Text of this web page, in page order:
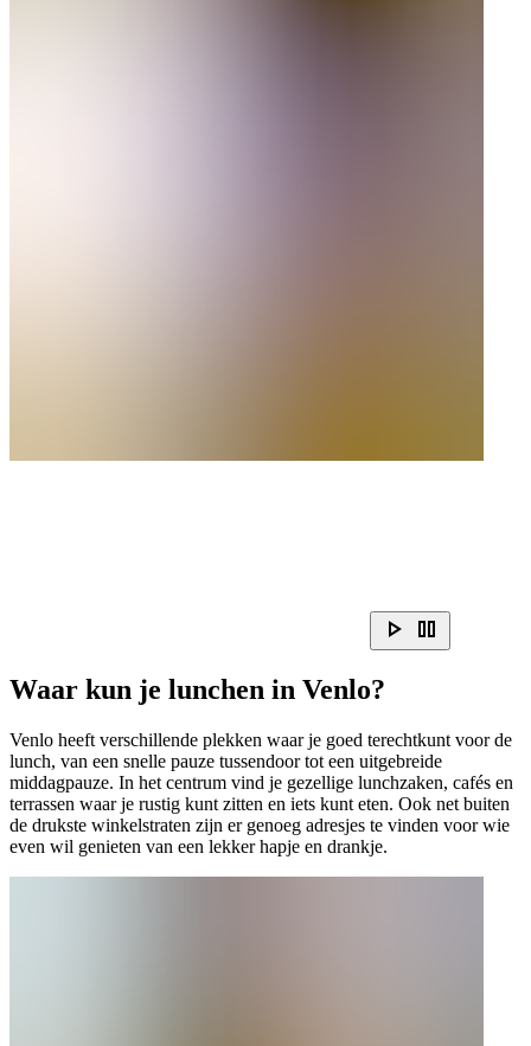
Waar kun je lunchen in Venlo?
Venlo heeft verschillende plekken waar je goed terechtkunt voor de
lunch, van een snelle pauze tussendoor tot een uitgebreide
middagpauze. In het centrum vind je gezellige lunchzaken, cafés en
terrassen waar je rustig kunt zitten en iets kunt eten. Ook net buiten
de drukste winkelstraten zijn er genoeg adresjes te vinden voor wie
even wil genieten van een lekker hapje en drankje.